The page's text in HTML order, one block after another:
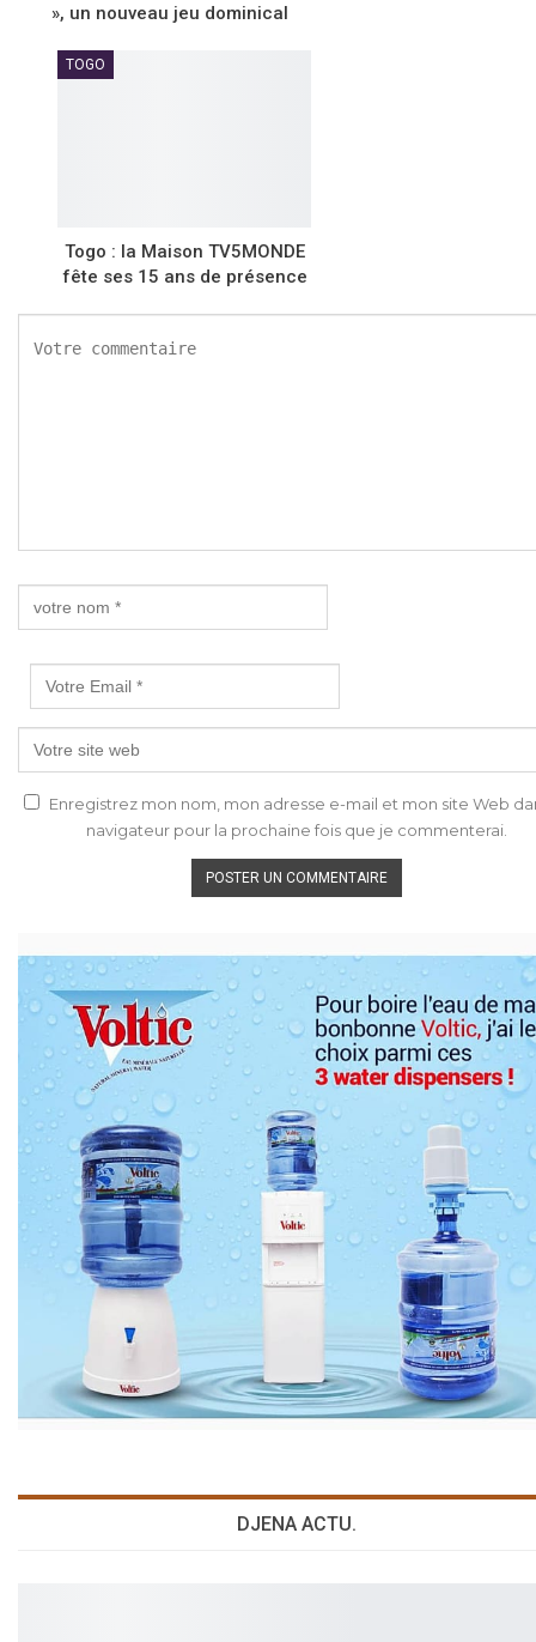
», un nouveau jeu dominical
TOGO
Togo : la Maison TV5MONDE
fête ses 15 ans de présence
Enregistrez mon nom, mon adresse e-mail et mon site Web
navigateur pour la prochaine fois que je commenterai.
DJENA ACTU.